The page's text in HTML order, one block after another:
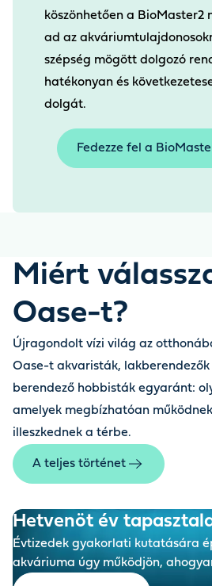
köszönhetően a BioMaster2
ad az
szépség mögött dolgozó
hatékonyan és
dolgát.
Fedezze fel a
Miért
Oase-t?
Újragondolt vízi világ az
Oase-t akvaristák,
berendező hobbisták egyaránt:
amelyek megbízhatóan
illeszkednek a térbe.
A teljes történet
Hetvenöt év
Évtizedek gyakorlati kutatására
akváriuma úgy működjön,